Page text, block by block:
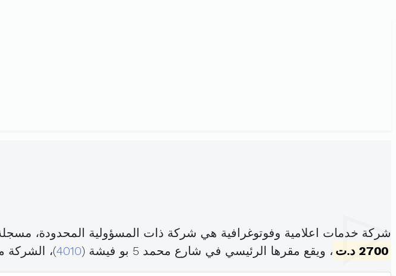
شركة خدمات اعلامية وفوتوغرافية هي شركة ذات المسؤولية المحدودة،
2700 د.ت
، ويقع مقرها الرئيسي في شارع محمد 5 بو فيشة ( 4010)،